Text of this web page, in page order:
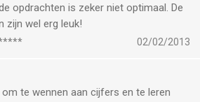
opdrachten is zeker niet optimaal. De
zijn wel erg leuk!
02/02/2013
te wennen aan cijfers en te leren